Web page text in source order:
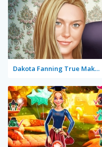
Dakota Fanning True Make Up